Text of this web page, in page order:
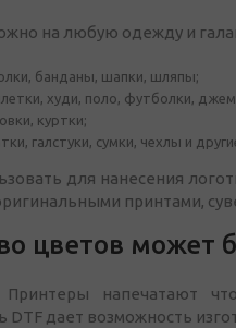
на любую одежду и
банданы, шапки, шляпы;
худи, поло, футболки,
куртки;
галстуки, сумки, чехлы и
для нанесения
принтами,
цветов может
напечатают
DTF дает возможность